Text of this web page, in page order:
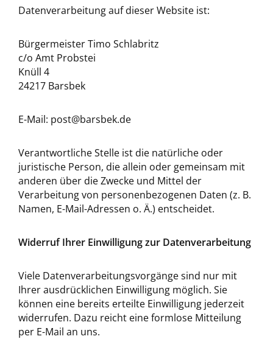
Datenverarbeitung auf dieser Website ist:
Bürgermeister Timo Schlabritz
c/o Amt Probstei
Knüll 4
24217 Barsbek
E-Mail: post@barsbek.de
Verantwortliche Stelle ist die natürliche oder
juristische Person, die allein oder gemeinsam mit
anderen über die Zwecke und Mittel der
Verarbeitung von personenbezogenen Daten (z. B.
Namen, E-Mail-Adressen o. Ä.) entscheidet.
Widerruf Ihrer Einwilligung zur Datenverarbeitung
Viele Datenverarbeitungsvorgänge sind nur mit
Ihrer ausdrücklichen Einwilligung möglich. Sie
können eine bereits erteilte Einwilligung jederzeit
widerrufen. Dazu reicht eine formlose Mitteilung
per E-Mail an uns.